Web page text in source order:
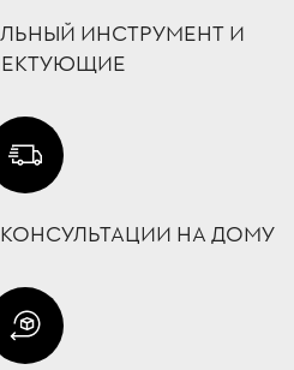
ИНСТРУМЕНТ И
НА ДОМУ